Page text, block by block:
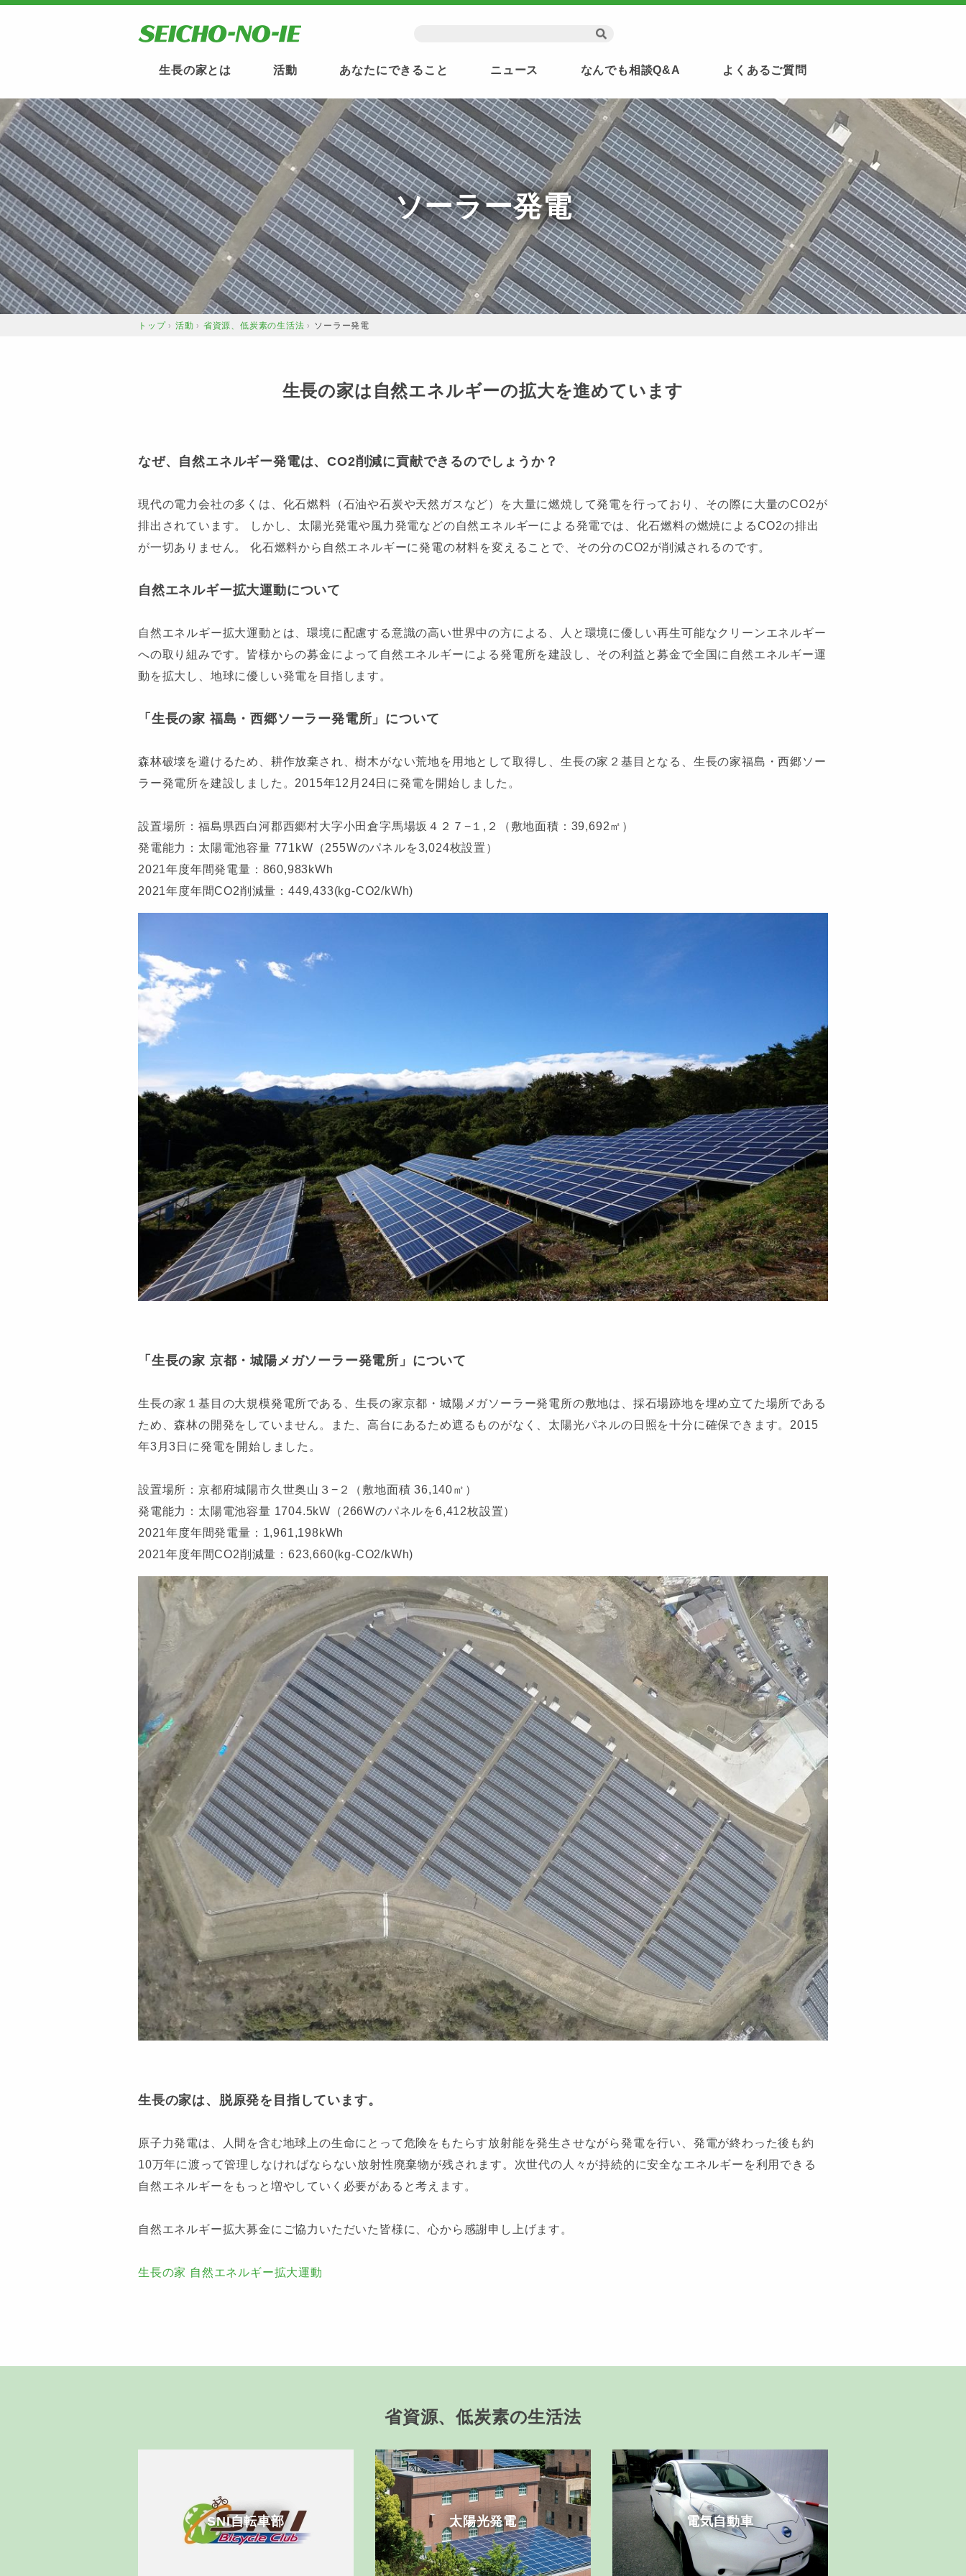
生長の家とは 活動 あなたにできること ニュース なんでも相談Q&A よくあるご質問
ソーラー発電
トップ › 活動 › 省資源、低炭素の生活法 › ソーラー発電
生長の家は自然エネルギーの拡大を進めています
なぜ、自然エネルギー発電は、CO2削減に貢献できるのでしょうか？
現代の電力会社の多くは、化石燃料（石油や石炭や天然ガスなど）を大量に燃焼して発電を行っており、その際に大量のCO2が
排出されています。 しかし、太陽光発電や風力発電などの自然エネルギーによる発電では、化石燃料の燃焼によるCO2の排出
が一切ありません。 化石燃料から自然エネルギーに発電の材料を変えることで、その分のCO2が削減されるのです。
自然エネルギー拡大運動について
自然エネルギー拡大運動とは、環境に配慮する意識の高い世界中の方による、人と環境に優しい再生可能なクリーンエネルギー
への取り組みです。皆様からの募金によって自然エネルギーによる発電所を建設し、その利益と募金で全国に自然エネルギー運
動を拡大し、地球に優しい発電を目指します。
「生長の家 福島・西郷ソーラー発電所」について
森林破壊を避けるため、耕作放棄され、樹木がない荒地を用地として取得し、生長の家２基目となる、生長の家福島・西郷ソー
ラー発電所を建設しました。2015年12月24日に発電を開始しました。
設置場所：福島県西白河郡西郷村大字小田倉字馬場坂４２７−１,２（敷地面積：39,692㎡）
発電能力：太陽電池容量 771kW（255Wのパネルを3,024枚設置）
2021年度年間発電量：860,983kWh
2021年度年間CO2削減量：449,433(kg-CO2/kWh)
「生長の家 京都・城陽メガソーラー発電所」について
生長の家１基目の大規模発電所である、生長の家京都・城陽メガソーラー発電所の敷地は、採石場跡地を埋め立てた場所である
ため、森林の開発をしていません。また、高台にあるため遮るものがなく、太陽光パネルの日照を十分に確保できます。2015
年3月3日に発電を開始しました。
設置場所：京都府城陽市久世奥山３−２（敷地面積 36,140㎡）
発電能力：太陽電池容量 1704.5kW（266Wのパネルを6,412枚設置）
2021年度年間発電量：1,961,198kWh
2021年度年間CO2削減量：623,660(kg-CO2/kWh)
生長の家は、脱原発を目指しています。
原子力発電は、人間を含む地球上の生命にとって危険をもたらす放射能を発生させながら発電を行い、発電が終わった後も約
10万年に渡って管理しなければならない放射性廃棄物が残されます。次世代の人々が持続的に安全なエネルギーを利用できる
自然エネルギーをもっと増やしていく必要があると考えます。
自然エネルギー拡大募金にご協力いただいた皆様に、心から感謝申し上げます。
生長の家 自然エネルギー拡大運動
省資源、低炭素の生活法
SNI自転車部 太陽光発電 電気自動車